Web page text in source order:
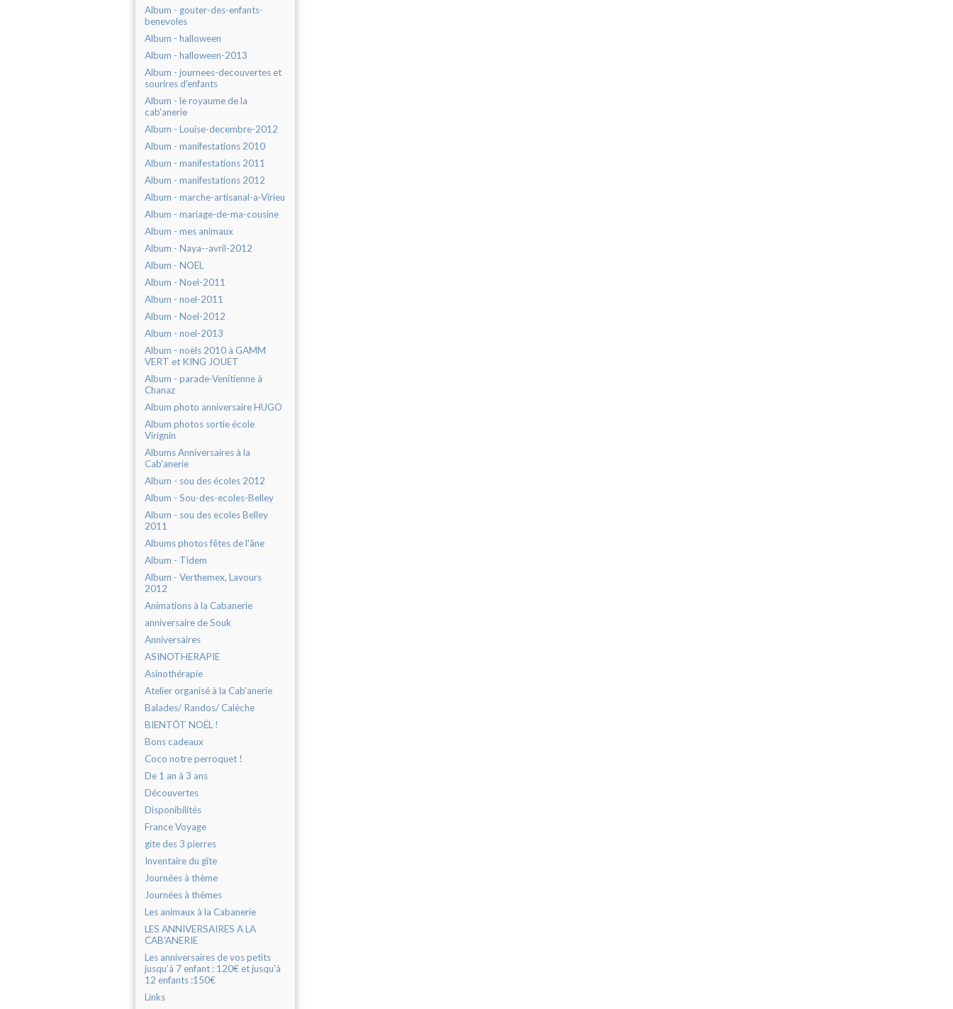
Album - gouter-des-enfants-
benevoles
Album - halloween
Album - halloween-2013
Album - journees-decouvertes et
sourires d'enfants
Album - le royaume de la
cab'anerie
Album - Louise-decembre-2012
Album - manifestations 2010
Album - manifestations 2011
Album - manifestations 2012
Album - marche-artisanal-a-Virieu
Album - mariage-de-ma-cousine
Album - mes animaux
Album - Naya--avril-2012
Album - NOEL
Album - Noel-2011
Album - noel-2011
Album - Noel-2012
Album - noel-2013
Album - noëls 2010 à GAMM
VERT et KING JOUET
Album - parade-Venitienne à
Chanaz
Album photo anniversaire HUGO
Album photos sortie école
Virignin
Albums Anniversaires à la
Cab'anerie
Album - sou des écoles 2012
Album - Sou-des-ecoles-Belley
Album - sou des ecoles Belley
2011
Albums photos fêtes de l'âne
Album - Tidem
Album - Verthemex, Lavours
2012
Animations à la Cabanerie
anniversaire de Souk
Anniversaires
ASINOTHERAPIE
Asinothérapie
Atelier organisé à la Cab'anerie
Balades/ Randos/ Calèche
BIENTÔT NOËL !
Bons cadeaux
Coco notre perroquet !
De 1 an à 3 ans
Découvertes
Disponibilités
France Voyage
gite des 3 pierres
Inventaire du gîte
Journées à thème
Journées à thèmes
Les animaux à la Cabanerie
LES ANNIVERSAIRES A LA
CAB'ANERIE
Les anniversaires de vos petits
jusqu'à 7 enfant : 120€ et jusqu'à
12 enfants :150€
Links